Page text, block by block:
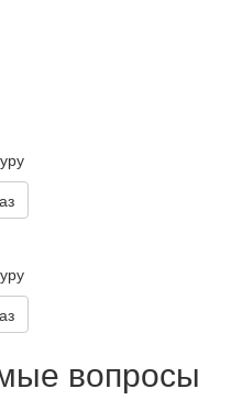
вопросы